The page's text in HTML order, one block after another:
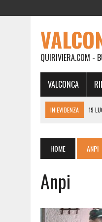
QUIRIVIERA.COM -
VALCONCA
IN EVIDENZA 19
19 FEBBRAIO 2026 |
28 GENNAIO 2026
18 DICEMBRE 2025
18 DICEMBRE 2025 |
HOME ANPI
Anpi